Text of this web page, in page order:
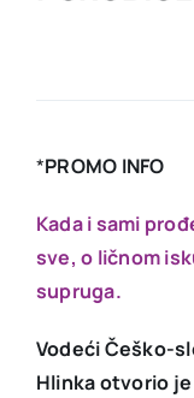
*PROMO INFO
Kada i sami
sve, o ličnom
supruga.
Vodeći Češko-
Hlinka otvorio